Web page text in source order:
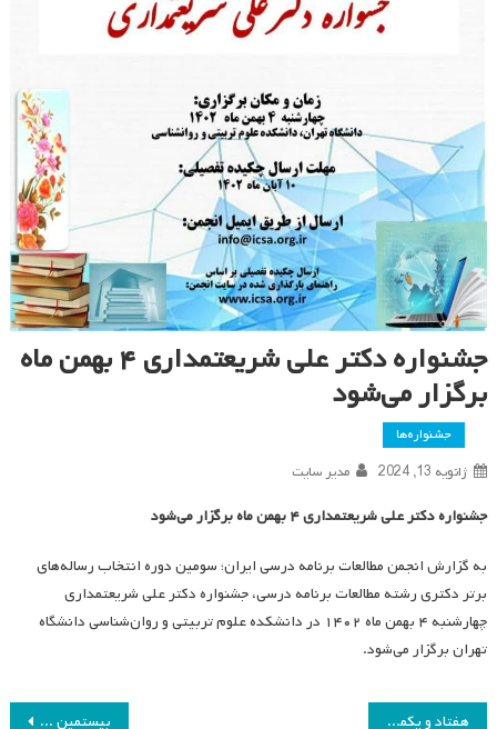
جشنواره دکتر علی شریعتمداری ۴ بهمن ماه
برگزار می‌شود
جشنواره‌ها
ژانویه 13, 2024 مدیر سایت
جشنواره دکتر علی شریعتمداری ۴ بهمن ماه برگزار می‌شود
به گزارش انجمن مطالعات برنامه درسی ایران؛ سومین دوره انتخاب رساله‌های
برتر دکتری رشته مطالعات برنامه درسی، جشنواره دکتر علی شریعتمداری
چهارشنبه ۴ بهمن ماه ۱۴۰۲ در دانشکده علوم تربیتی و روان‌شناسی دانشگاه
تهران برگزار می‌شود.
بیستمین همایش ملی انجمن به تعویق افتاد هفتاد و یکمین جلسه هیئت مدیره انجمن مطالعات برنامه درسی ایران